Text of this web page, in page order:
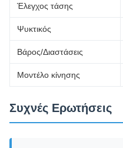
Έλεγχος τάσης
Ψυκτικός
Βάρος/Διαστάσεις
Μοντέλο κίνησης
Συχνές Ερωτήσεις